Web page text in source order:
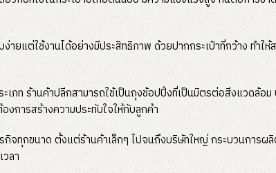
ายแต่ใช้งานได้อย่างมีประสิทธิภาพ ด้วยปากกระเป๋าที่กว้าง ทำใ
ะเภท ร้านค้าปลีกสามารถใช้เป็นถุงช้อปปิ้งที่เป็นมิตรต่อสิ่งแวด
งการสร้างความประทับใจให้กับลูกค้า
รกิจทุกขนาด ตั้งแต่ร้านค้าเล็กๆ ไปจนถึงบริษัทใหญ่ กระบวนการ
ลา